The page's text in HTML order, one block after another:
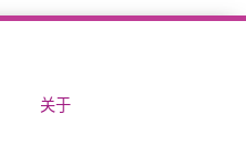
关于